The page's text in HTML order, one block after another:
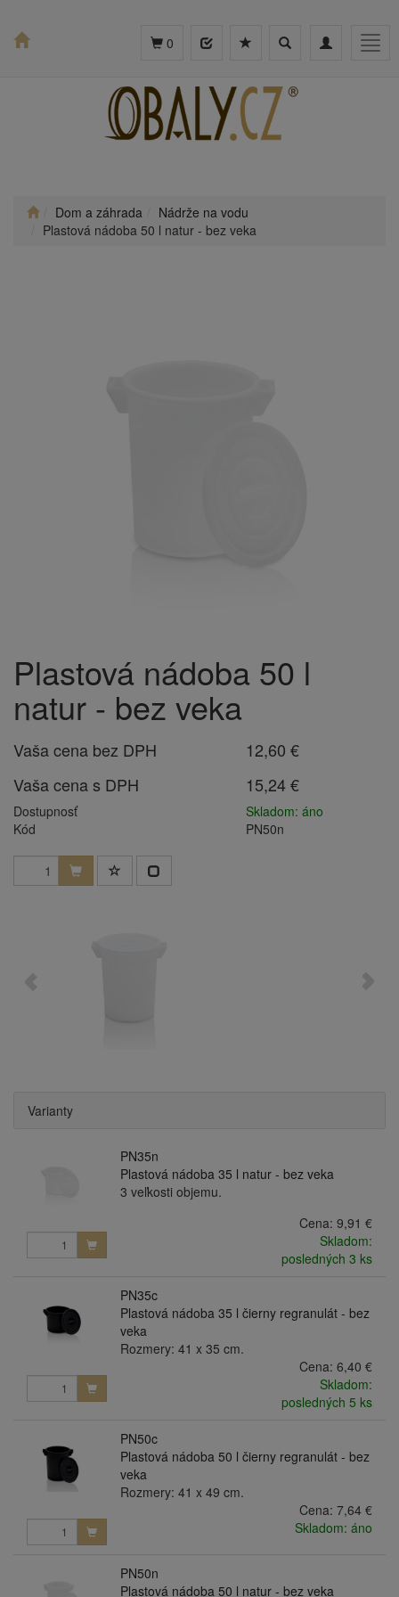
Toggle
Toggle
0
Dom a záhrada
Nádrže na vodu
Plastová nádoba 50 l natur - bez veka
Plastová nádoba 50 l
natur - bez veka
Vaša cena bez DPH
12,60 €
Vaša cena s DPH
15,24 €
Dostupnosť
Skladom: áno
Kód
PN50n
Varianty
PN35n
Plastová nádoba 35 l natur - bez veka
3 veľkosti objemu.
Cena: 9,91 €
Skladom:
posledných 3 ks
PN35c
Plastová nádoba 35 l čierny regranulát - bez
veka
Rozmery: 41 x 35 cm.
Cena: 6,40 €
Skladom:
posledných 5 ks
PN50c
Plastová nádoba 50 l čierny regranulát - bez
veka
Rozmery: 41 x 49 cm.
Cena: 7,64 €
Skladom: áno
PN50n
Plastová nádoba 50 l natur - bez veka